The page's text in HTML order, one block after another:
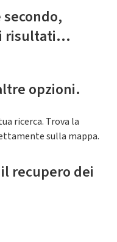
risultati...
opzioni.
ricerca. Trova la
sulla mappa.
recupero dei